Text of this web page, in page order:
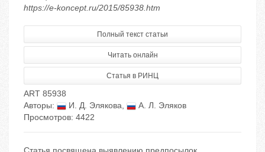
https://e-koncept.ru/2015/85938.htm
Полный текст статьи
Читать онлайн
Статья в РИНЦ
ART 85938
Авторы:
И. Д. Элякова,
А. Л. Эляков
Просмотров: 4422